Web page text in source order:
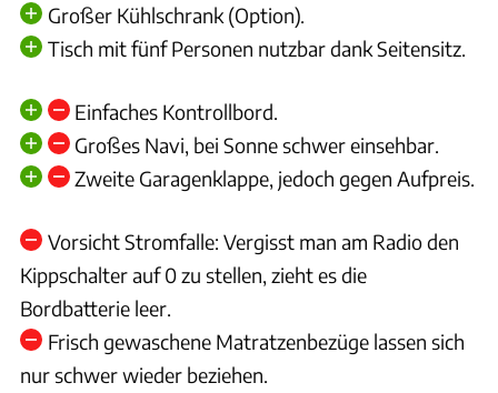
Großer Kühlschrank (Option).
Tisch mit fünf Personen nutzbar dank Seitensitz.
Einfaches Kontrollbord.
Großes Navi, bei Sonne schwer einsehbar.
Zweite Garagenklappe, jedoch gegen Aufpreis.
Vorsicht Stromfalle: Vergisst man am Radio den
Kippschalter auf 0 zu stellen, zieht es die
Bordbatterie leer.
Frisch gewaschene Matratzenbezüge lassen sich
nur schwer wieder beziehen.